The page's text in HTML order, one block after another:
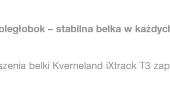
– stabilna belka w
belki Kverneland iXtrack T3